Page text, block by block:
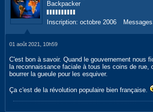
Backpacker
Inscription: octobre 2006
01 août 2021, 10h59
C'est bon à savoir. Quand le gouvernement nous
la reconnaissance faciale à tous les coins de rue,
bourrer la gueule pour les esquiver.
Ça c'est de la révolution populaire bien française.